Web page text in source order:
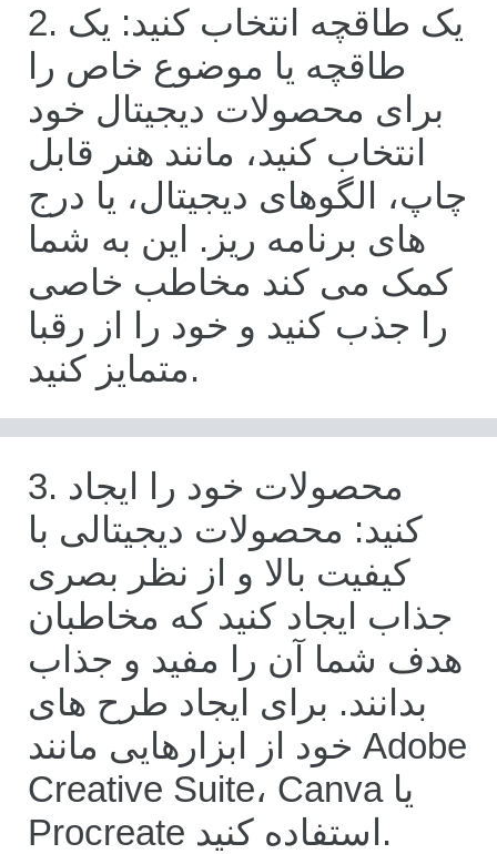
2. یک طاقچه انتخاب کنید: یک
طاقچه یا موضوع خاص را
برای محصولات دیجیتال خود
انتخاب کنید، مانند هنر قابل
چاپ، الگوهای دیجیتال، یا درج
های برنامه ریز. این به شما
کمک می کند مخاطب خاصی
را جذب کنید و خود را از رقبا
متمایز کنید.
3. محصولات خود را ایجاد
کنید: محصولات دیجیتالی با
کیفیت بالا و از نظر بصری
جذاب ایجاد کنید که مخاطبان
هدف شما آن را مفید و جذاب
بدانند. برای ایجاد طرح های
خود از ابزارهایی مانند Adobe
Creative Suite، Canva یا
Procreate استفاده کنید.